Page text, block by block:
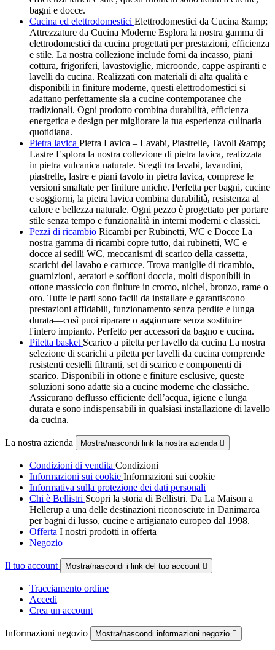
bagni e docce.
Cucina ed elettrodomestici Elettrodomestici da Cucina &amp;
Attrezzature da Cucina Moderne Esplora la nostra gamma di
elettrodomestici da cucina progettati per prestazioni, efficienza
e stile. La nostra collezione include forni da incasso, piani
cottura, frigoriferi, lavastoviglie, microonde, cappe aspiranti e
lavelli da cucina. Realizzati con materiali di alta qualità e
disponibili in finiture moderne, questi elettrodomestici si
adattano perfettamente sia a cucine contemporanee che
tradizionali. Ogni prodotto combina durabilità, efficienza
energetica e design per migliorare la tua esperienza culinaria
quotidiana.
Pietra lavica Pietra Lavica – Lavabi, Piastrelle, Tavoli &amp;
Lastre Esplora la nostra collezione di pietra lavica, realizzata
in pietra vulcanica naturale. Scegli tra lavabi, lavandini,
piastrelle, lastre e piani tavolo in pietra lavica, comprese le
versioni smaltate per finiture uniche. Perfetta per bagni, cucine
e soggiorni, la pietra lavica combina durabilità, resistenza al
calore e bellezza naturale. Ogni pezzo è progettato per portare
stile senza tempo e funzionalità in interni moderni e classici.
Pezzi di ricambio Ricambi per Rubinetti, WC e Docce La
nostra gamma di ricambi copre tutto, dai rubinetti, WC e
docce ai sedili WC, meccanismi di scarico della cassetta,
scarichi del lavabo e cartucce. Trova maniglie di ricambio,
guarnizioni, aeratori e soffioni doccia, molti disponibili in
ottone massiccio con finiture in cromo, nichel, bronzo, rame o
oro. Tutte le parti sono facili da installare e garantiscono
prestazioni affidabili, funzionamento senza perdite e lunga
durata—così puoi riparare o aggiornare senza sostituire
l'intero impianto. Perfetto per accessori da bagno e cucina.
Piletta basket Scarico a piletta per lavello da cucina La nostra
selezione di scarichi a piletta per lavelli da cucina comprende
resistenti cestelli filtranti, set di scarico e componenti di
scarico. Disponibili in ottone e finiture esclusive, queste
soluzioni sono adatte sia a cucine moderne che classiche.
Assicurano deflusso efficiente dell’acqua, igiene e lunga
durata e sono indispensabili in qualsiasi installazione di lavello
da cucina.
La nostra azienda Mostra/nascondi link la nostra azienda 
Condizioni di vendita Condizioni
Informazioni sui cookie Informazioni sui cookie
Informativa sulla protezione dei dati personali
Chi è Bellistri Scopri la storia di Bellistri. Da La Maison a
Hellerup a una delle destinazioni riconosciute in Danimarca
per bagni di lusso, cucine e artigianato europeo dal 1998.
Offerta I nostri prodotti in offerta
Negozio
Il tuo account Mostra/nascondi i link del tuo account 
Tracciamento ordine
Accedi
Crea un account
Informazioni negozio Mostra/nascondi informazioni negozio 